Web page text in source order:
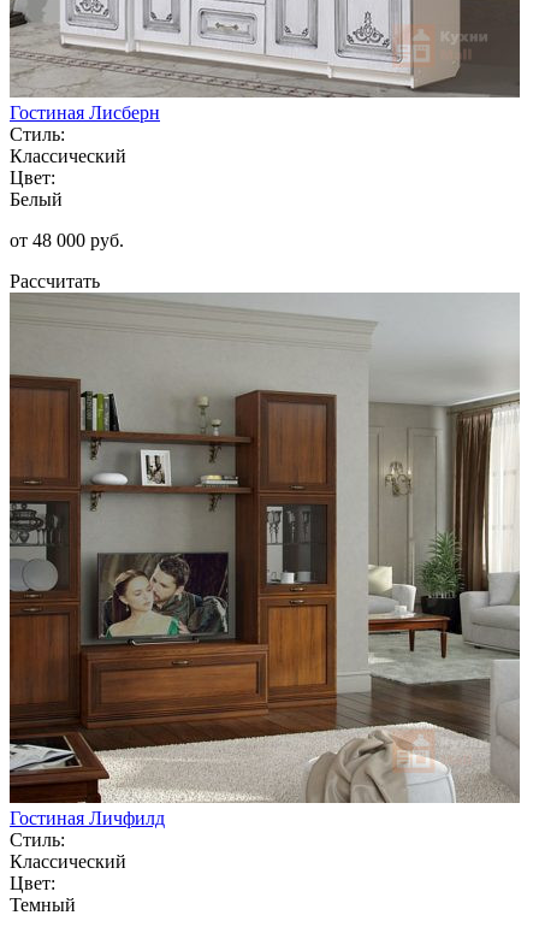
Гостиная Лисберн
Стиль:
Классический
Цвет:
Белый
от 48 000 руб.
Рассчитать
Гостиная Личфилд
Стиль:
Классический
Цвет:
Темный